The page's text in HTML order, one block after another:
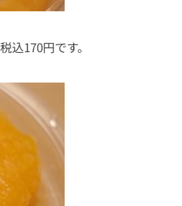
170円です。